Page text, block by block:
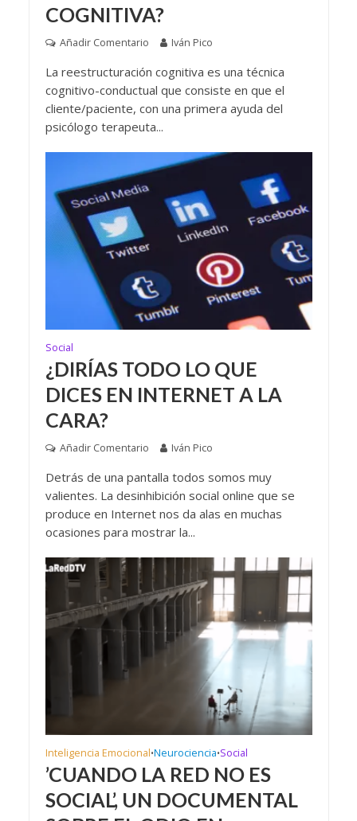
COGNITIVA?
Añadir Comentario Iván Pico
La reestructuración cognitiva es una técnica
cognitivo-conductual que consiste en que el
cliente/paciente, con una primera ayuda del
psicólogo terapeuta...
Social
¿DIRÍAS TODO LO QUE
DICES EN INTERNET A LA
CARA?
Añadir Comentario Iván Pico
Detrás de una pantalla todos somos muy
valientes. La desinhibición social online que se
produce en Internet nos da alas en muchas
ocasiones para mostrar la...
Inteligencia Emocional•Neurociencia•Social
’CUANDO LA RED NO ES
SOCIAL’, UN DOCUMENTAL